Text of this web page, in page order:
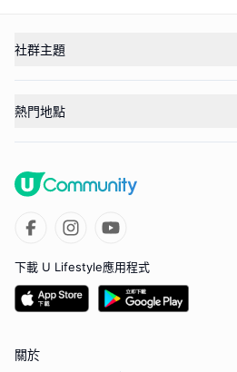
社群主題
熱門地點
下載 U Lifestyle應用程式
關於